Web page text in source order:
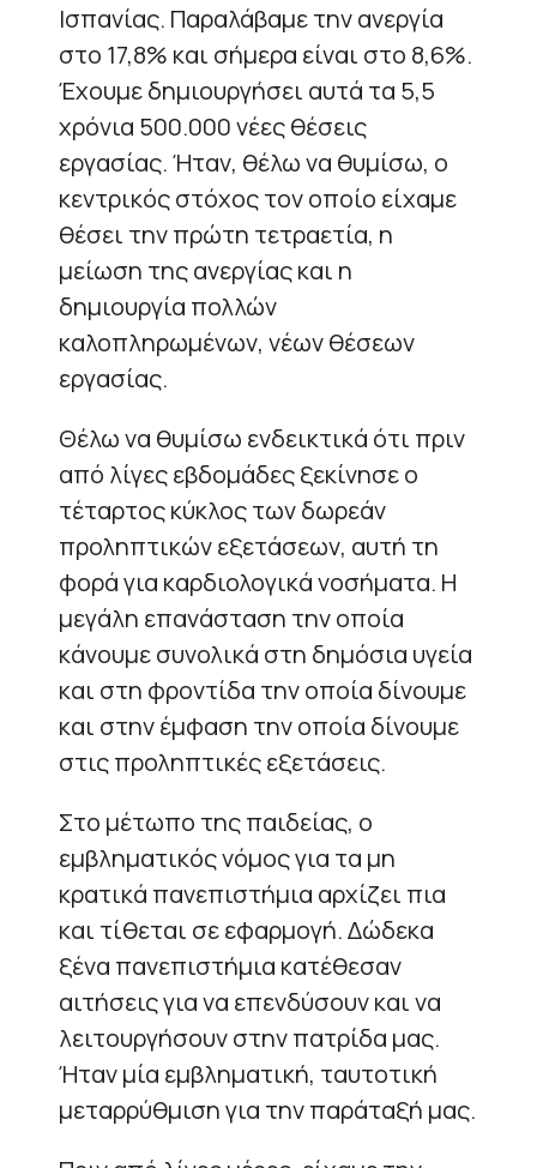
Ισπανίας. Παραλάβαμε την ανεργία
στο 17,8% και σήμερα είναι στο 8,6%.
Έχουμε δημιουργήσει αυτά τα 5,5
χρόνια 500.000 νέες θέσεις
εργασίας. Ήταν, θέλω να θυμίσω, ο
κεντρικός στόχος τον οποίο είχαμε
θέσει την πρώτη τετραετία, η
μείωση της ανεργίας και η
δημιουργία πολλών
καλοπληρωμένων, νέων θέσεων
εργασίας.
Θέλω να θυμίσω ενδεικτικά ότι πριν
από λίγες εβδομάδες ξεκίνησε ο
τέταρτος κύκλος των δωρεάν
προληπτικών εξετάσεων, αυτή τη
φορά για καρδιολογικά νοσήματα. Η
μεγάλη επανάσταση την οποία
κάνουμε συνολικά στη δημόσια υγεία
και στη φροντίδα την οποία δίνουμε
και στην έμφαση την οποία δίνουμε
στις προληπτικές εξετάσεις.
Στο μέτωπο της παιδείας, ο
εμβληματικός νόμος για τα μη
κρατικά πανεπιστήμια αρχίζει πια
και τίθεται σε εφαρμογή. Δώδεκα
ξένα πανεπιστήμια κατέθεσαν
αιτήσεις για να επενδύσουν και να
λειτουργήσουν στην πατρίδα μας.
Ήταν μία εμβληματική, ταυτοτική
μεταρρύθμιση για την παράταξή μας.